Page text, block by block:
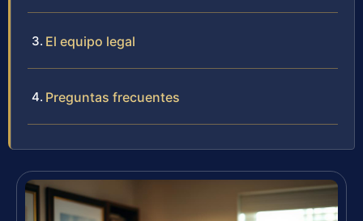
El equipo legal
Preguntas frecuentes